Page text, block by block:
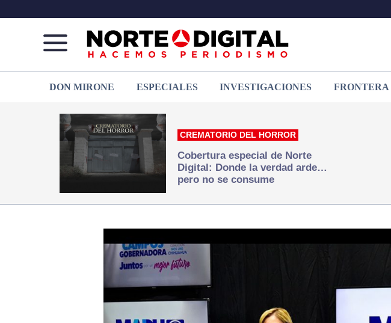
de
Juárez
que
hacemos periodismo
DON MIRONE ESPECIALES INVESTIGACIONES FRONTERA
CREMATORIO DEL HORROR
Cobertura especial de Norte
Digital: Donde la verdad arde…
pero no se consume